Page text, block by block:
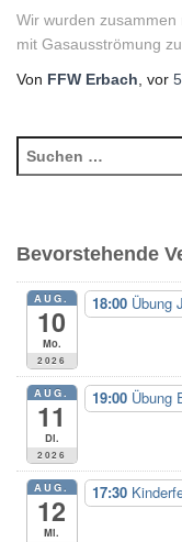
Wir wurden
mit Gasausströmung
Von FFW Erbach , vor
u
e
Bevorstehende
AUG.
10
Mo.
2026
18:00 Übung
AUG.
11
Di.
2026
19:00 Übung
AUG.
12
Mi.
17:30